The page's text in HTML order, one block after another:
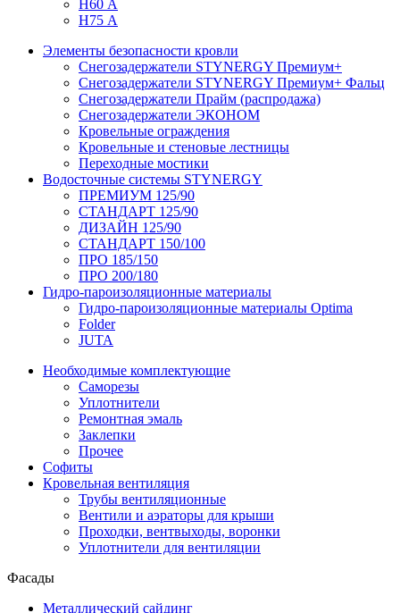
Н60 А
Н75 А
Элементы безопасности кровли
Снегозадержатели STYNERGY Премиум+
Снегозадержатели STYNERGY Премиум+ Фальц
Снегозадержатели Прайм (распродажа)
Снегозадержатели ЭКОНОМ
Кровельные ограждения
Кровельные и стеновые лестницы
Переходные мостики
Водосточные системы STYNERGY
ПРЕМИУМ 125/90
СТАНДАРТ 125/90
ДИЗАЙН 125/90
СТАНДАРТ 150/100
ПРО 185/150
ПРО 200/180
Гидро-пароизоляционные материалы
Гидро-пароизоляционные материалы Optima
Folder
JUTA
Необходимые комплектующие
Саморезы
Уплотнители
Ремонтная эмаль
Заклепки
Прочее
Софиты
Кровельная вентиляция
Трубы вентиляционные
Вентили и аэраторы для крыши
Проходки, вентвыходы, воронки
Уплотнители для вентиляции
Фасады
Металлический сайдинг